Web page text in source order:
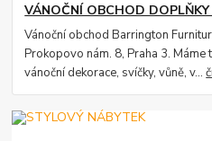
VÁNOČNÍ OBCHOD
Vánoční obchod Barrington
Prokopovo nám. 8, Praha 3. Máme
vánoční dekorace, svíčky, vůně, v...